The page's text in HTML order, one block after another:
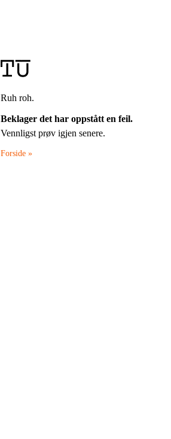
Ruh roh.
Beklager det har oppstått en feil.
Vennligst prøv igjen senere.
Forside »